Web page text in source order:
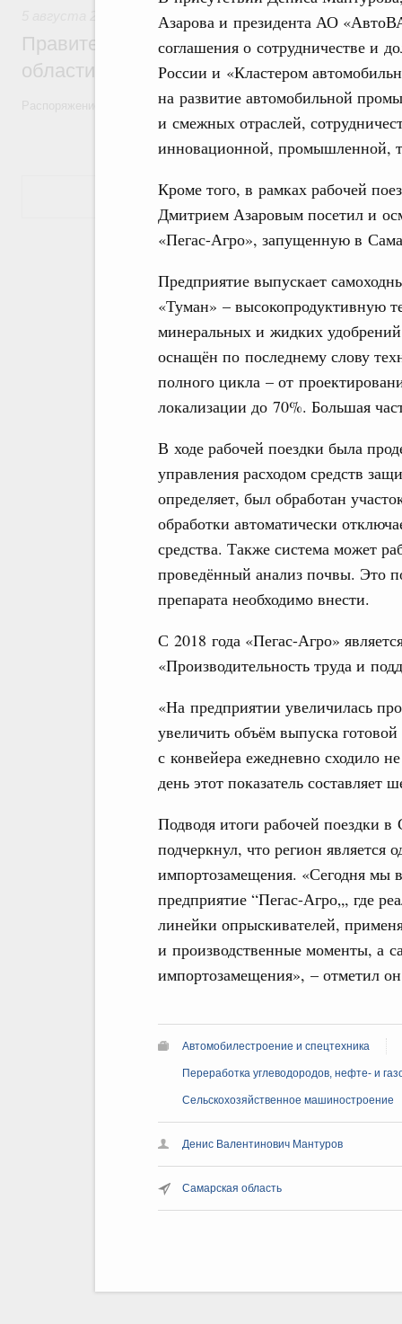
Азарова и президента АО
соглашения о сотрудничестве и
России и «Кластером
на развитие автомобильной
и смежных отраслей,
инновационной, промышленной,
Кроме того, в рамках рабочей
Дмитрием Азаровым посетил и
«Пегас-Агро», запущенную в
Предприятие выпускает
«Туман» – высокопродуктивную
минеральных и жидких
оснащён по последнему слову
полного цикла – от
локализации до 70%. Большая
В ходе рабочей поездки была
управления расходом средств
определяет, был обработан
обработки автоматически
средства. Также система может
проведённый анализ почвы. Это
препарата необходимо внести.
С 2018 года «Пегас-Агро»
«Производительность труда и
«На предприятии увеличилась
увеличить объём выпуска
с конвейера ежедневно сходило
день этот показатель
Подводя итоги рабочей поездки
подчеркнул, что регион
импортозамещения. «Сегодня мы
предприятие “Пегас-Агро„, где
линейки опрыскивателей,
и производственные моменты, а
импортозамещения», – отметил
Автомобилестроение и спецтехника
Переработка углеводородов, нефте- и
Сельскохозяйственное машиностроение
Денис Валентинович Мантуров
Самарская область
Национальный проект «Экологическое
Правительство увеличило объём
области в рамках федерального
Распоряжение от 3 августа 2026 года №2067-р
Показать еще